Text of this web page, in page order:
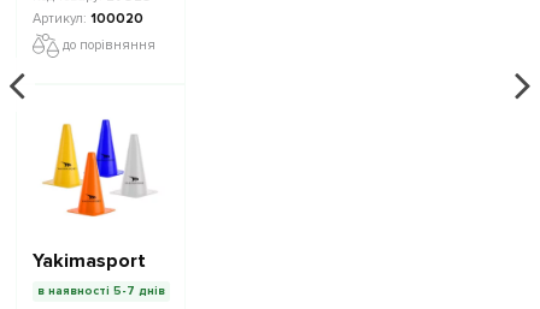
100020
до порівняння
Yakimasport
в наявності 5-7 днів